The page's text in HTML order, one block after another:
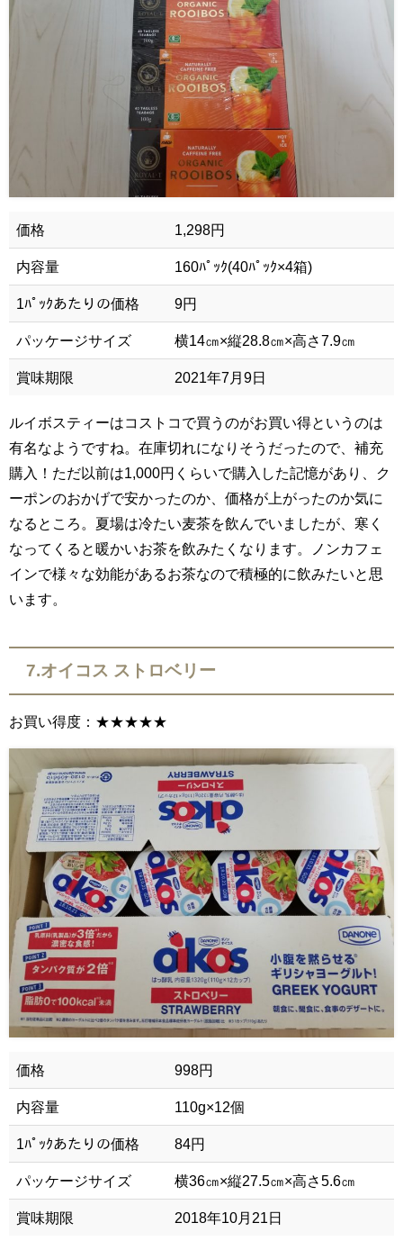
価格 1,298円
内容量 160ﾊﾟｯｸ(40ﾊﾟｯｸ×4箱)
1ﾊﾟｯｸあたりの価格 9円
パッケージサイズ 横14㎝×縦28.8㎝×高さ7.9㎝
賞味期限 2021年7月9日
ルイボスティーはコストコで買うのがお買い得というのは
有名なようですね。在庫切れになりそうだったので、補充
購入！ただ以前は1,000円くらいで購入した記憶があり、ク
ーポンのおかげで安かったのか、価格が上がったのか気に
なるところ。夏場は冷たい麦茶を飲んでいましたが、寒く
なってくると暖かいお茶を飲みたくなります。ノンカフェ
インで様々な効能があるお茶なので積極的に飲みたいと思
います。
7.オイコス ストロベリー
お買い得度：★★★★★
価格 998円
内容量 110g×12個
1ﾊﾟｯｸあたりの価格 84円
パッケージサイズ 横36㎝×縦27.5㎝×高さ5.6㎝
賞味期限 2018年10月21日